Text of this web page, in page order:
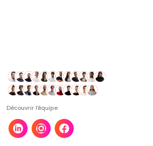
Découvrir l'équipe